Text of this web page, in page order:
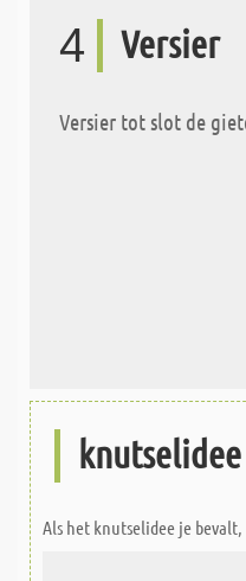
4 Versier
Versier tot slot de
Als het knutselidee je